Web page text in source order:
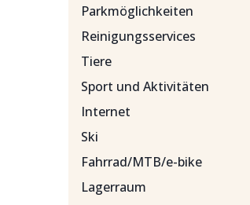
Parkmöglichkeiten
Reinigungsservices
Tiere
Sport und Aktivitäten
Internet
Ski
Fahrrad/MTB/e-bike
Lagerraum